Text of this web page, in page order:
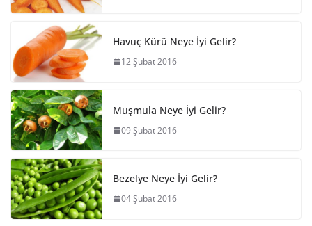
Havuç Kürü Neye İyi Gelir?
12 Şubat 2016
Muşmula Neye İyi Gelir?
09 Şubat 2016
Bezelye Neye İyi Gelir?
04 Şubat 2016